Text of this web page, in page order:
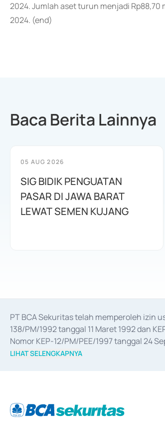
2024. Jumlah aset turun menjadi Rp88,70
2024. (end)
Baca Berita Lainnya
05 AUG 2026
SIG BIDIK PENGUATAN
PASAR DI JAWA BARAT
LEWAT SEMEN KUJANG
PT BCA Sekuritas telah memperoleh izin
138/PM/1992 tanggal 11 Maret 1992 dan
Nomor KEP-12/PM/PEE/1997 tanggal 24
merger, akuisisi, divestasi, dan
LIHAT SELENGKAPNYA